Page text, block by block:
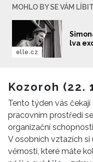
MOHLO BY SE VÁM LÍBIT
lva
elle.cz
Kozoroh (22.
Tento týden vás
pracovním prostředí
organizační
V osobních vztazích
věrnosti, které máte